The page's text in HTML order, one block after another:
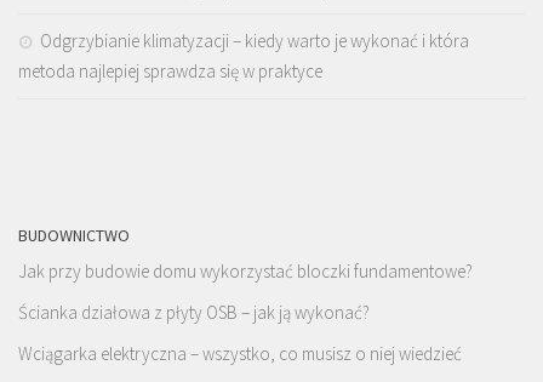
Odgrzybianie klimatyzacji – kiedy warto je wykonać i która
metoda najlepiej sprawdza się w praktyce
BUDOWNICTWO
Jak przy budowie domu wykorzystać bloczki fundamentowe?
Ścianka działowa z płyty OSB – jak ją wykonać?
Wciągarka elektryczna – wszystko, co musisz o niej wiedzieć